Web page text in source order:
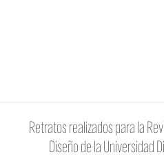
Retratos realizados para la
Diseño de la Universidad